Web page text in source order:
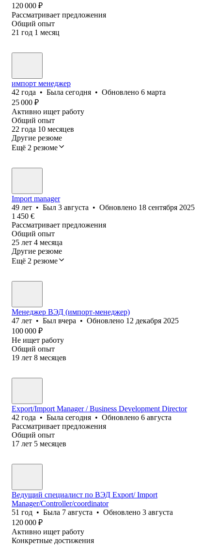
120 000 ₽
Рассматривает предложения
Общий опыт
21 год 1 месяц
импорт менеджер
42 года • Была сегодня • Обновлено 6 марта
25 000 ₽
Активно ищет работу
Общий опыт
22 года 10 месяцев
Другие резюме
Ещё 2 резюме
Import manager
49 лет • Был 3 августа • Обновлено 18 сентября 2025
1 450 €
Рассматривает предложения
Общий опыт
25 лет 4 месяца
Другие резюме
Ещё 2 резюме
Менеджер ВЭД (импорт-менеджер)
47 лет • Был вчера • Обновлено 12 декабря 2025
100 000 ₽
Не ищет работу
Общий опыт
19 лет 8 месяцев
Export/Import Manager / Business Development Director
42 года • Была сегодня • Обновлено 6 августа
Рассматривает предложения
Общий опыт
17 лет 5 месяцев
Ведущий специалист по ВЭД Export/ Import
Manager/Controller/coordinator
51 год • Была 7 августа • Обновлено 3 августа
120 000 ₽
Активно ищет работу
Конкретные достижения